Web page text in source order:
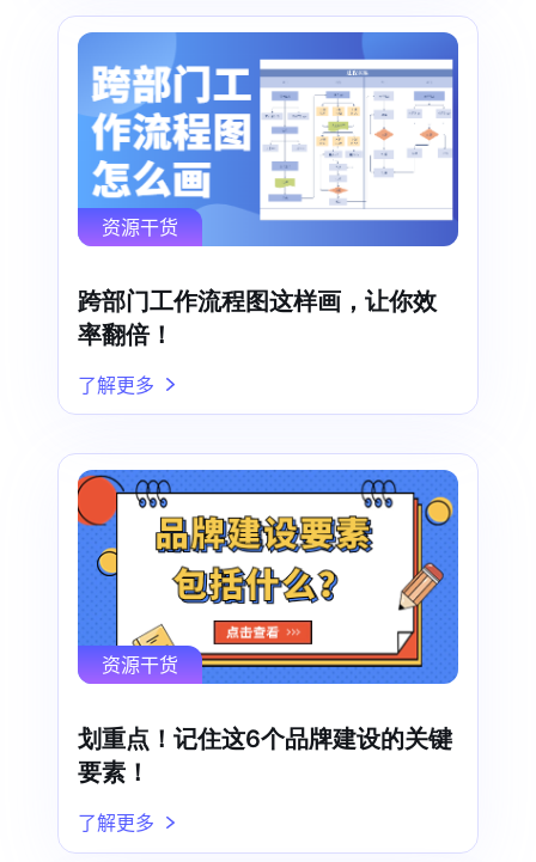
资源干货
跨部门工作流程图这样画，让你效
率翻倍！
了解更多
资源干货
划重点！记住这6个品牌建设的关键
要素！
了解更多